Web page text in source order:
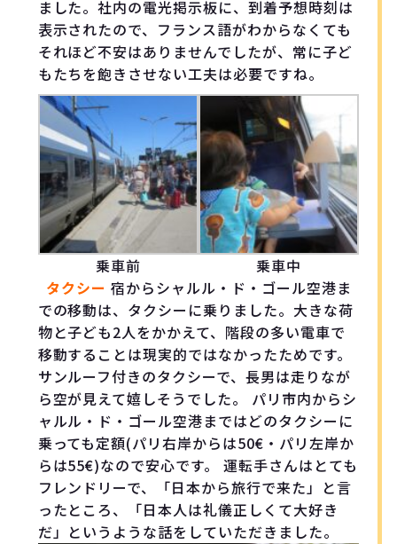
ました。社内の電光掲示板に、到着予想時刻は
表示されたので、フランス語がわからなくても
それほど不安はありませんでしたが、常に子ど
もたちを飽きさせない工夫は必要ですね。
乗車前
乗車中
タクシー宿からシャルル・ド・ゴール空港ま
での移動は、タクシーに乗りました。大きな荷
物と子ども2人をかかえて、階段の多い電車で
移動することは現実的ではなかったためです。
サンルーフ付きのタクシーで、長男は走りなが
ら空が見えて嬉しそうでした。 パリ市内からシ
ャルル・ド・ゴール空港まではどのタクシーに
乗っても定額(パリ右岸からは50€・パリ左岸か
らは55€)なので安心です。 運転手さんはとても
フレンドリーで、「日本から旅行で来た」と言
ったところ、「日本人は礼儀正しくて大好き
だ」というような話をしていただきました。